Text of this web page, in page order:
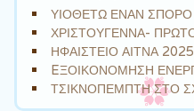
ΥΙΟΘΕΤΩ ΕΝΑΝ ΣΠΟΡΟ
ΧΡΙΣΤΟΥΓΕΝΝΑ-
ΗΦΑΙΣΤΕΙΟ ΑΙΤΝΑ 2025
EΞΟΙΚΟΝΟΜΗΣΗ
ΤΣΙΚΝΟΠΕΜΠΤΗ ΣΤΟ